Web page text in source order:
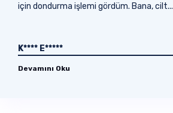
için dondurma işlemi gördüm. Bana, cilt...
K**** E*****
Devamını Oku